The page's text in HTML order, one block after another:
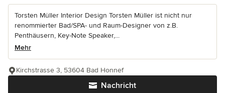
Torsten Müller Interior Design Torsten Müller ist nicht nur
renommierter Bad/SPA- und Raum-Designer von z.B.
Penthäusern, Key-Note Speaker,...
Mehr
Nachricht
Kirchstrasse 3, 53604 Bad Honnef